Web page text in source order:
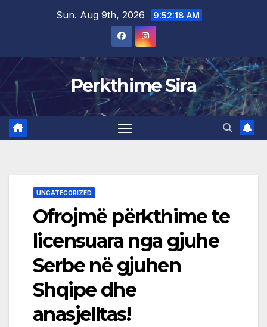
Sun. Aug 9th, 2026 9:52:18 AM
Perkthime Sira
UNCATEGORIZED
Ofrojmë përkthime te
licensuara nga gjuhe
Serbe në gjuhen
Shqipe dhe
anasjelltas!